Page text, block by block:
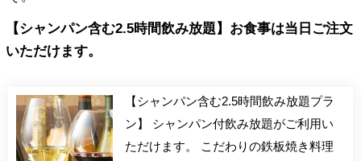
【シャンパン含む2.5時間飲み放題】お食事は当日ご注文
いただけます。
【シャンパン含む2.5時間飲み放題プラ
ン】 シャンパン付飲み放題がご利用い
ただけます。 こだわりの鉄板焼き料理